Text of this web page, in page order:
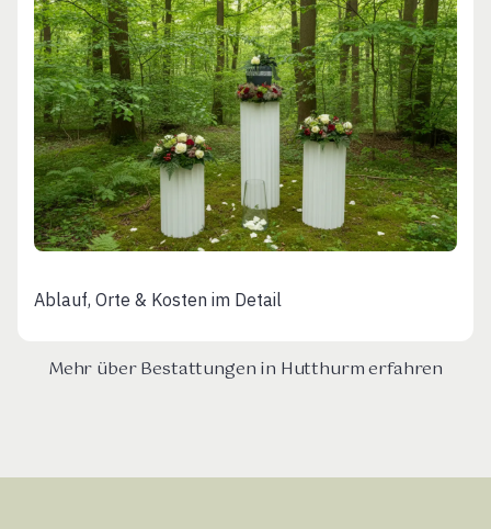
Ablauf, Orte & Kosten im Detail
Mehr über Bestattungen in Hutthurm erfahren